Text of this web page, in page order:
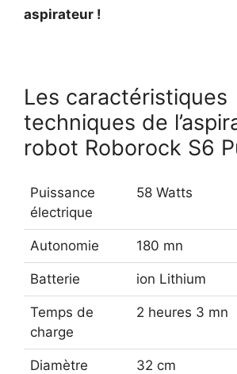
aspirateur !
Les caractéristiques
techniques de
robot Roborock S6
Puissance
électrique
58 Watts
Autonomie 180 mn
Batterie ion Lithium
Temps de
charge
2 heures 3 mn
Diamètre 32 cm